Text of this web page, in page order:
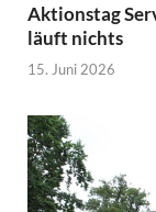
Aktionstag
läuft nichts
15. Juni 2026